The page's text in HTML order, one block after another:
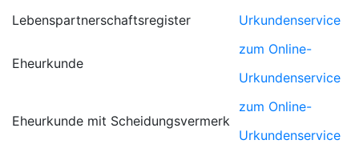
Lebenspartnerschaftsregister
Urkundenservice
Eheurkunde
zum Online-
Urkundenservice
Eheurkunde mit Scheidungsvermerk
zum Online-
Urkundenservice